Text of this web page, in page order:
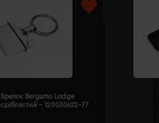
Брелок Bergamo Lodge
сріблястий - 120030622-77